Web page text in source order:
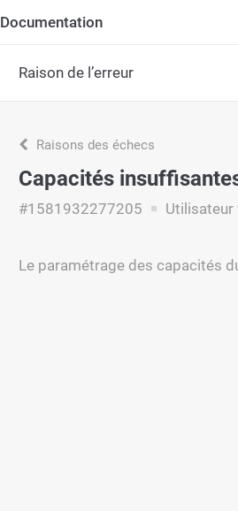
Documentation
Raison de l’erreur
Raisons des échecs
Capacités
#1581932277205 Utilisateur
Le paramétrage des capacités